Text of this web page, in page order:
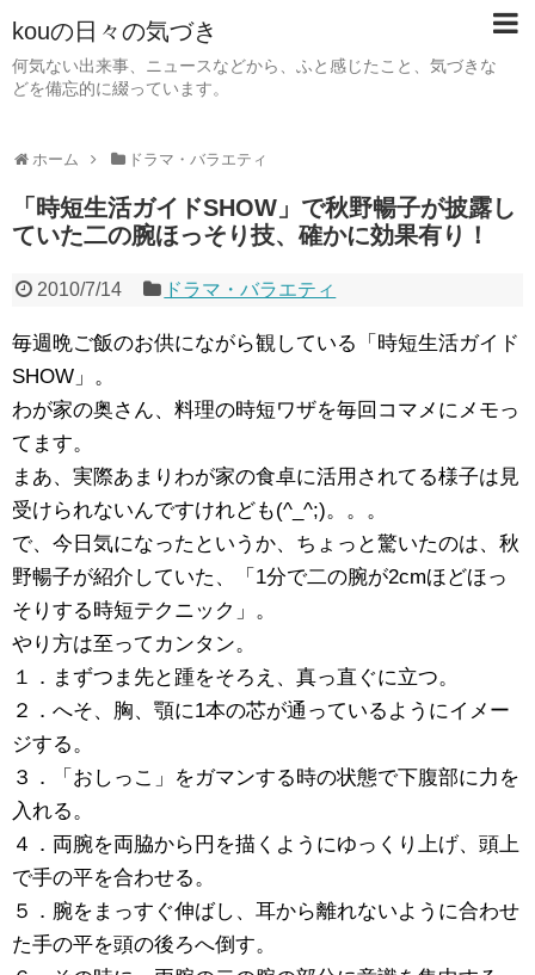
kouの日々の気づき
何気ない出来事、ニュースなどから、ふと感じたこと、気づきな
どを備忘的に綴っています。
ホーム ドラマ・バラエティ
「時短生活ガイドSHOW」で秋野暢子が披露し
ていた二の腕ほっそり技、確かに効果有り！
2010/7/14 ドラマ・バラエティ
毎週晩ご飯のお供にながら観している「時短生活ガイド
SHOW」。
わが家の奥さん、料理の時短ワザを毎回コマメにメモっ
てます。
まあ、実際あまりわが家の食卓に活用されてる様子は見
受けられないんですけれども(^_^;)。。。
で、今日気になったというか、ちょっと驚いたのは、秋
野暢子が紹介していた、「1分で二の腕が2cmほどほっ
そりする時短テクニック」。
やり方は至ってカンタン。
１．まずつま先と踵をそろえ、真っ直ぐに立つ。
２．へそ、胸、顎に1本の芯が通っているようにイメー
ジする。
３．「おしっこ」をガマンする時の状態で下腹部に力を
入れる。
４．両腕を両脇から円を描くようにゆっくり上げ、頭上
で手の平を合わせる。
５．腕をまっすぐ伸ばし、耳から離れないように合わせ
た手の平を頭の後ろへ倒す。